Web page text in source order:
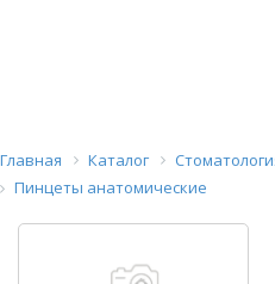
Главная Каталог
Пинцеты анатомические